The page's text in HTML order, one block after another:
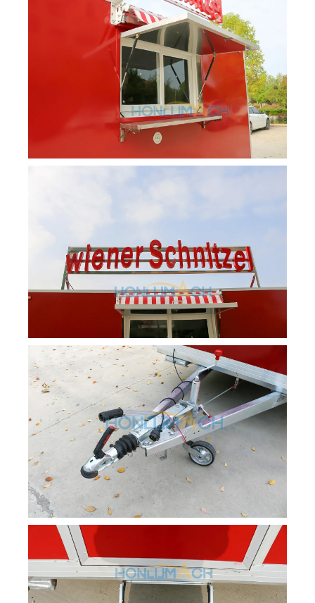
Čeština
Slovenščina
Latviešu valoda
Dansk
Српски језик
Norsk nynorsk
Maori
Eesti
Български
Nederlands (België)
Norsk bokmål
Slovenčina
Svenska